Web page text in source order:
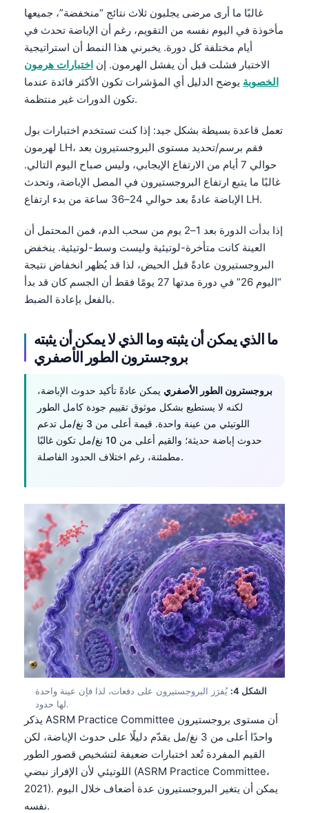
غالبًا ما أرى مرضى يجلبون ثلاث نتائج “منخفضة”، جميعها
مأخوذة في اليوم نفسه من التقويم، رغم أن الإباضة تحدث في
أيام مختلفة كل دورة. يخبرني هذا النمط أن استراتيجية
الاختبار فشلت قبل أن يفشل الهرمون. إن اختبارات هرمون
الخصوبة يوضح الدليل أي المؤشرات تكون الأكثر فائدة عندما
تكون الدورات غير منتظمة.
تعمل قاعدة بسيطة بشكل جيد: إذا كنت تستخدم اختبارات بول
لهرمون LH، فقم برسم/تحديد مستوى البروجستيرون بعد
حوالي 7 أيام من الارتفاع الإيجابي، وليس صباح اليوم التالي.
غالبًا ما يتبع ارتفاع البروجستيرون في المصل الإباضة، وتحدث
الإباضة عادةً بعد حوالي 24–36 ساعة من بدء ارتفاع LH.
إذا بدأت الدورة بعد 1–2 يوم من سحب الدم، فمن المحتمل أن
العينة كانت متأخرة-لوتيئية وليست وسط-لوتيئية. ينخفض
البروجستيرون عادةً قبل الحيض، لذا قد يُظهر انخفاض نتيجة
“اليوم 26” في دورة مدتها 27 يومًا فقط أن الجسم كان قد بدأ
بالفعل بإعادة الضبط.
ما الذي يمكن أن يثبته وما الذي لا يمكن أن يثبته
بروجسترون الطور الأصفري
بروجسترون الطور الأصفري يمكن عادةً تأكيد حدوث الإباضة،
لكنه لا يستطيع بشكل موثوق تقييم جودة كامل الطور
اللوتيئي من عينة واحدة. قيمة أعلى من 3 نغ/مل تدعم
حدوث إباضة حديثة؛ والقيم أعلى من 10 نغ/مل تكون غالبًا
مطمئنة، رغم اختلاف الحدود الفاصلة.
الشكل 4:
يُفرَز البروجستيرون على دفعات، لذا فإن عينة واحدة
لها حدود.
يذكر ASRM Practice Committee أن مستوى بروجستيرون
واحدًا أعلى من 3 نغ/مل يقدّم دليلًا على حدوث الإباضة، لكن
القيم المفردة تُعد اختبارات ضعيفة لتشخيص قصور الطور
اللوتيئي لأن الإفراز نبضي (ASRM Practice Committee،
2021). يمكن أن يتغير البروجستيرون عدة أضعاف خلال اليوم
نفسه.